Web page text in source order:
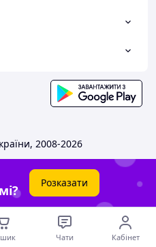
2008-2026
Розказати
Чати Кабінет